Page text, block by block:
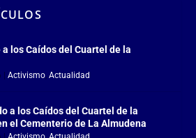
los Caídos del Cuartel de la
|Activismo,Actualidad
a los Caídos del Cuartel de la
el Cementerio de La Almudena